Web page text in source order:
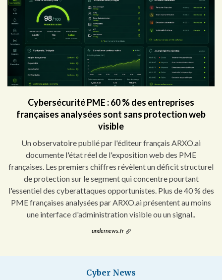
Cybersécurité PME : 60 % des entreprises
françaises analysées sont sans protection web
visible
Un observatoire publié par l'éditeur français ARXO.ai
documente l'état réel de l'exposition web des PME
françaises. Les premiers chiffres révèlent un déficit structurel
de protection sur le segment qui concentre pourtant
l'essentiel des cyberattaques opportunistes. Plus de 40 % des
PME françaises analysées par ARXO.ai présentent au moins
une interface d'administration visible ou un signal..
undernews.fr
Cyber News